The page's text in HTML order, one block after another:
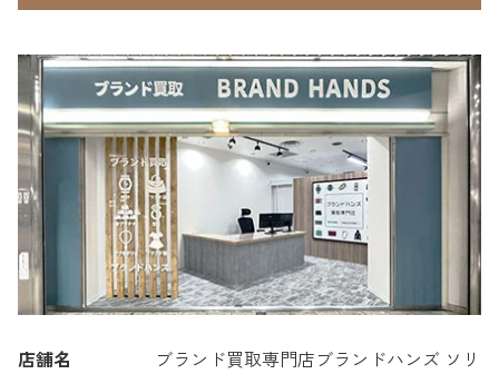
店舗名
ブランド買取専門店ブランドハンズ ソリ